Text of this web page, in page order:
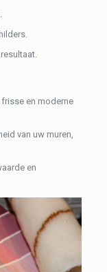
en moderne
van uw muren,
en